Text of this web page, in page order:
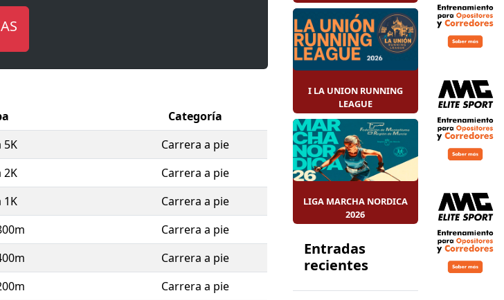
de La Unión
y se integra este año en la
une deporte, convivencia y solidaridad.
Categoría
5K
Carrera a pie
2K
Carrera a pie
1K
Carrera a pie
Carrera a pie
Carrera a pie
Carrera a pie
I LA UNION RUNNING
LEAGUE
LIGA MARCHA NORDICA
2026
Entradas
recientes